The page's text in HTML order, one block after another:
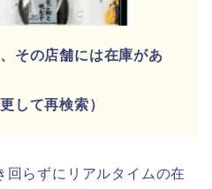
その店舗には在庫があ
して再検索）
回らずにリアルタイムの在